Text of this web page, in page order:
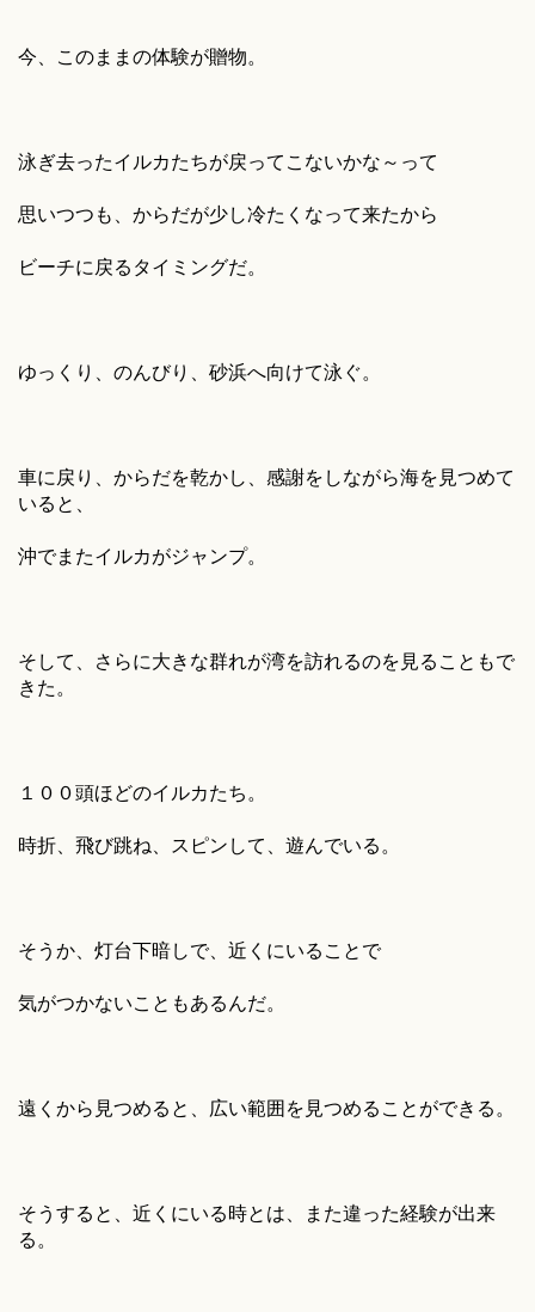
今、このままの体験が贈物。
泳ぎ去ったイルカたちが戻ってこないかな～って
思いつつも、からだが少し冷たくなって来たから
ビーチに戻るタイミングだ。
ゆっくり、のんびり、砂浜へ向けて泳ぐ。
車に戻り、からだを乾かし、感謝をしながら海を見つめて
いると、
沖でまたイルカがジャンプ。
そして、さらに大きな群れが湾を訪れるのを見ることもで
きた。
１００頭ほどのイルカたち。
時折、飛び跳ね、スピンして、遊んでいる。
そうか、灯台下暗しで、近くにいることで
気がつかないこともあるんだ。
遠くから見つめると、広い範囲を見つめることができる。
そうすると、近くにいる時とは、また違った経験が出来
る。